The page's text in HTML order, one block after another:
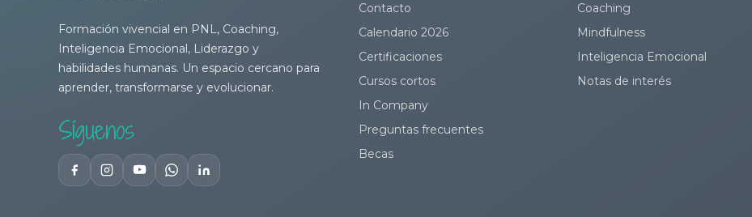
Formación vivencial en PNL, Coaching,
Inteligencia Emocional, Liderazgo y
habilidades humanas. Un espacio cercano para
aprender, transformarse y evolucionar.
Síguenos
Contacto
Calendario 2026
Certificaciones
Cursos cortos
In Company
Preguntas frecuentes
Becas
Coaching
Mindfulness
Inteligencia Emocional
Notas de interés